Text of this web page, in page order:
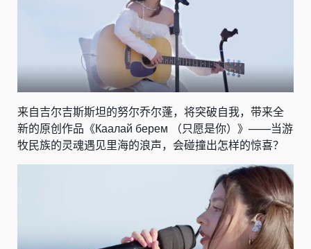
来自吉尔吉斯斯坦的努尔乔尔蓬，将突破自我，带来全
新的原创作品《Каалай берем （只愿是你）》——当游
牧民族的灵魂遇见里海的浪声，会碰撞出怎样的惊喜？